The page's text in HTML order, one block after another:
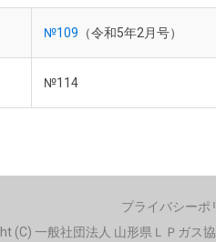
№109 （令和5年2月号）
№114
プライバシーポ
(C) 一般社団法人 山形県ＬＰガス